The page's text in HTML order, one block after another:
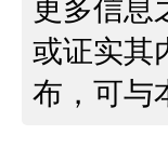
更多信息
或证实其
布，可与